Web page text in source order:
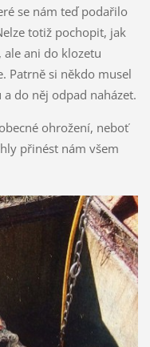
se nám teď podařilo
totiž pochopit, jak
ani do klozetu
Patrně si někdo musel
do něj odpad naházet.
ohrožení, neboť
přinést nám všem